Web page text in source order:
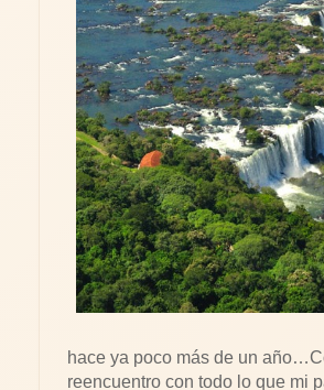
hace ya poco más de un
reencuentro con todo lo que mi